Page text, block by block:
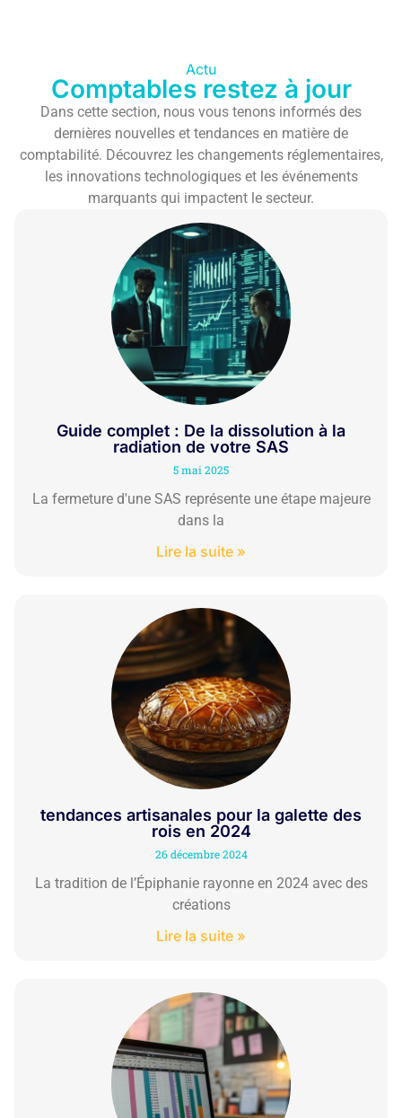
Actu
Comptables restez à jour
Dans cette section, nous vous tenons informés des
dernières nouvelles et tendances en matière de
comptabilité. Découvrez les changements réglementaires,
les innovations technologiques et les événements
marquants qui impactent le secteur.
Guide complet : De la dissolution à la
radiation de votre SAS
5 mai 2025
La fermeture d'une SAS représente une étape majeure
dans la
Lire la suite »
tendances artisanales pour la galette des
rois en 2024
26 décembre 2024
La tradition de l’Épiphanie rayonne en 2024 avec des
créations
Lire la suite »